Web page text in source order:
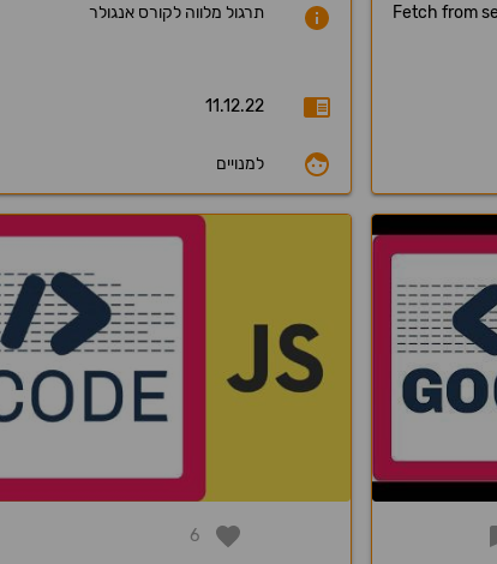
Fetch from
תרגול מלווה לקורס אנגולר
11.12.22
למנויים
6